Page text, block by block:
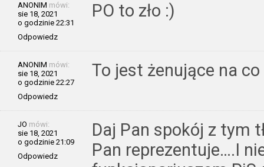
ANONIM mówi:
sie 18, 2021
o godzinie 22:31
Odpowiedz
PO to zło :)
ANONIM mówi:
sie 18, 2021
o godzinie 22:27
Odpowiedz
To jest żenujące na
JO mówi:
sie 18, 2021
o godzinie 21:09
Odpowiedz
Daj Pan spokój z tym
Pan reprezentuje….I